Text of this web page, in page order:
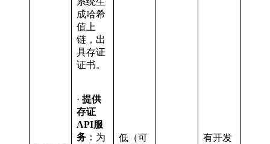
成哈希
值上
链，出
具存证
证书。
· 提供
存证
API服
务 ：为
低（可
有开发